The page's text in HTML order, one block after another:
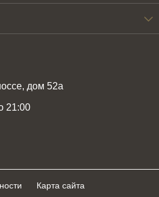
дом 52а
21:00
Карта сайта